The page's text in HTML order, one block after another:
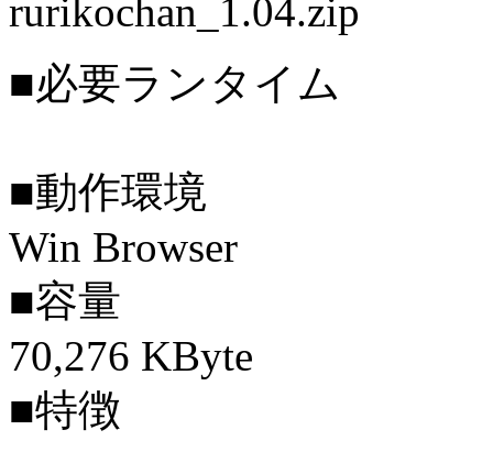
rurikochan_1.04.zip
■必要ランタイム
■動作環境
Win Browser
■容量
70,276 KByte
■特徴